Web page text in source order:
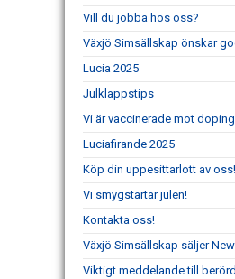
Vill du jobba hos oss?
Växjö Simsällskap önskar
Lucia 2025
Julklappstips
Vi är vaccinerade mot
Luciafirande 2025
Köp din uppesittarlott av oss!
Vi smygstartar julen!
Kontakta oss!
Växjö Simsällskap säljer
Viktigt meddelande till